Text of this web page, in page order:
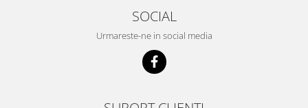
SOCIAL
Urmareste-ne in social media